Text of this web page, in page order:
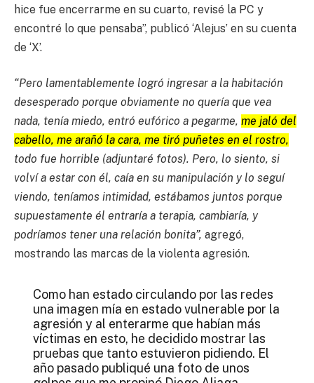
hice fue encerrarme en su cuarto, revisé la PC y
encontré lo que pensaba”, publicó ‘Alejus’ en su cuenta
de ‘X’.
“Pero lamentablemente logró ingresar a la habitación
desesperado porque obviamente no quería que vea
nada, tenía miedo, entró eufórico a pegarme, me jaló del
cabello, me arañó la cara, me tiró puñetes en el rostro,
todo fue horrible (adjuntaré fotos). Pero, lo siento, si
volví a estar con él, caía en su manipulación y lo seguí
viendo, teníamos intimidad, estábamos juntos porque
supuestamente él entraría a terapia, cambiaría, y
podríamos tener una relación bonita”, agregó,
mostrando las marcas de la violenta agresión.
Como han estado circulando por las redes
una imagen mía en estado vulnerable por la
agresión y al enterarme que habían más
víctimas en esto, he decidido mostrar las
pruebas que tanto estuvieron pidiendo. El
año pasado publiqué una foto de unos